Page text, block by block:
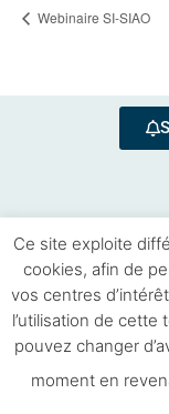
Webinaire SI-SIAO
Se souvenir de moi
Ce site exploite
cookies, afin de
vos centres
l’utilisation de
pouvez changer
moment en